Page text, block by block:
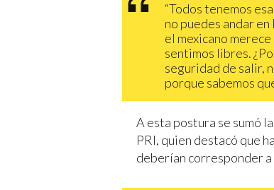
“Todos tenemos
no puedes andar
el mexicano
sentimos libres.
seguridad de salir,
porque sabemos
A esta postura se sumó
PRI, quien destacó que
deberían corresponder